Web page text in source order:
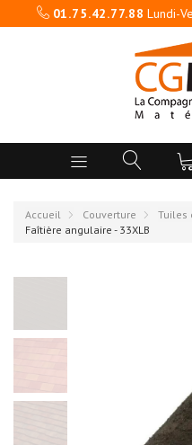
01.75.42.77.88 Lundi-
Accueil Couverture
Tuiles
Faîtière angulaire - 33XLB